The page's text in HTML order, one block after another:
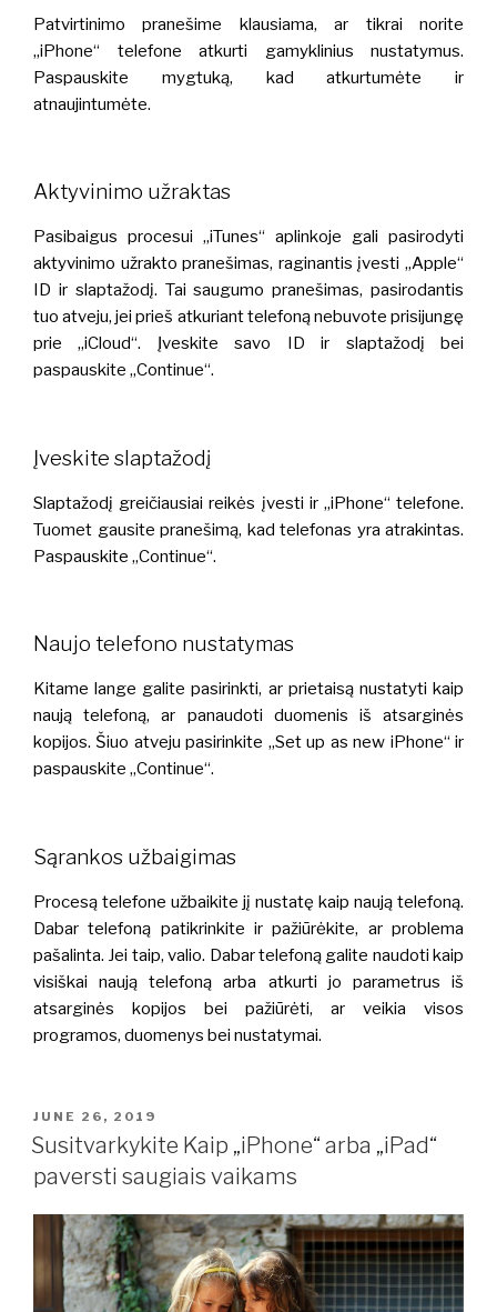
Patvirtinimo pranešime klausiama, ar tikrai norite
„iPhone“ telefone atkurti gamyklinius nustatymus.
Paspauskite mygtuką, kad atkurtumėte ir
atnaujintumėte.
Aktyvinimo užraktas
Pasibaigus procesui „iTunes“ aplinkoje gali pasirodyti
aktyvinimo užrakto pranešimas, raginantis įvesti „Apple“
ID ir slaptažodį. Tai saugumo pranešimas, pasirodantis
tuo atveju, jei prieš atkuriant telefoną nebuvote prisijungę
prie „iCloud“. Įveskite savo ID ir slaptažodį bei
paspauskite „Continue“.
Įveskite slaptažodį
Slaptažodį greičiausiai reikės įvesti ir „iPhone“ telefone.
Tuomet gausite pranešimą, kad telefonas yra atrakintas.
Paspauskite „Continue“.
Naujo telefono nustatymas
Kitame lange galite pasirinkti, ar prietaisą nustatyti kaip
naują telefoną, ar panaudoti duomenis iš atsarginės
kopijos. Šiuo atveju pasirinkite „Set up as new iPhone“ ir
paspauskite „Continue“.
Sąrankos užbaigimas
Procesą telefone užbaikite jį nustatę kaip naują telefoną.
Dabar telefoną patikrinkite ir pažiūrėkite, ar problema
pašalinta. Jei taip, valio. Dabar telefoną galite naudoti kaip
visiškai naują telefoną arba atkurti jo parametrus iš
atsarginės kopijos bei pažiūrėti, ar veikia visos
programos, duomenys bei nustatymai.
POSTED
ON
JUNE 26, 2019
Susitvarkykite Kaip „iPhone“ arba „iPad“
paversti saugiais vaikams